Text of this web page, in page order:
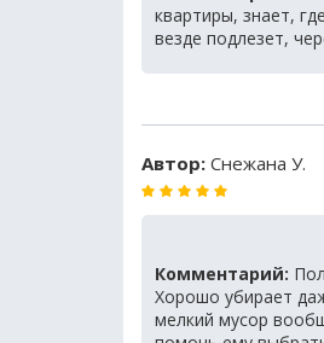
квартиры, знает,
везде подлезет,
Автор: Снежана У.
Комментарий:
Хорошо убирает
мелкий мусор